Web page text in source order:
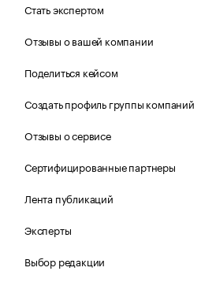
Стать экспертом
Отзывы о вашей компании
Поделиться кейсом
Создать профиль группы компаний
Отзывы о сервисе
Сертифицированные партнеры
Лента публикаций
Эксперты
Выбор редакции